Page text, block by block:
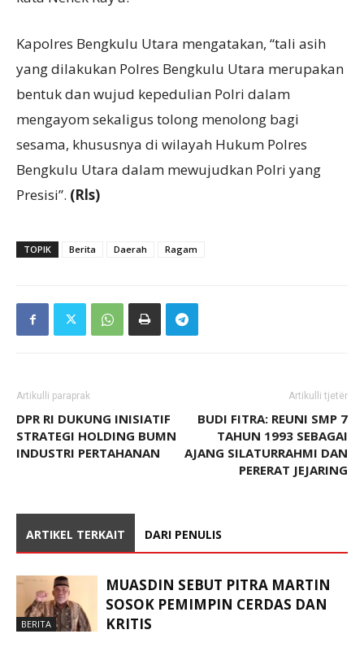
Kapolres Bengkulu Utara mengatakan, “tali asih
yang dilakukan Polres Bengkulu Utara merupakan
bentuk dan wujud kepedulian Polri dalam
mengayom sekaligus tolong menolong bagi
sesama, khususnya di wilayah Hukum Polres
Bengkulu Utara dalam mewujudkan Polri yang
Presisi”. (Rls)
TOPIK Berita Daerah Ragam
Artikulli paraprak
DPR RI DUKUNG INISIATIF
STRATEGI HOLDING BUMN
INDUSTRI PERTAHANAN
Artikulli tjetër
BUDI FITRA: REUNI SMP 7
TAHUN 1993 SEBAGAI
AJANG SILATURRAHMI DAN
PERERAT JEJARING
ARTIKEL TERKAIT DARI PENULIS
BERITA
MUASDIN SEBUT PITRA MARTIN
SOSOK PEMIMPIN CERDAS DAN
KRITIS